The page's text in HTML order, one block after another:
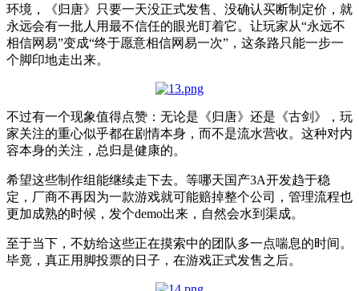
环境，《归唐》只要一天没正式发售、没确认买断制定价，就
永远会有一批人用最不信任的眼光盯着它。让玩家从“永远不
相信网易”变成“终于愿意相信网易一次”，这条路只能一步一
个脚印地走出来。
不过有一个现象值得点赞：无论是《归唐》还是《古剑》，玩
家关注的重心似乎都在剧情本身，而不是流水营收。这种对内
容本身的关注，总归是健康的。
希望这些制作组能继续走下去。等哪天国产3A开发趋于稳
定，厂商不再因为一款游戏就可能赔掉整个公司，管理流程也
更加成熟的时候，发个demo出来，自然会水到渠成。
至于当下，不妨给这些正在摸索中的团队多一点喘息的时间。
毕竟，真正用脚投票的日子，在游戏正式发售之后。